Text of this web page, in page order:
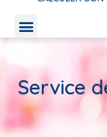
Service